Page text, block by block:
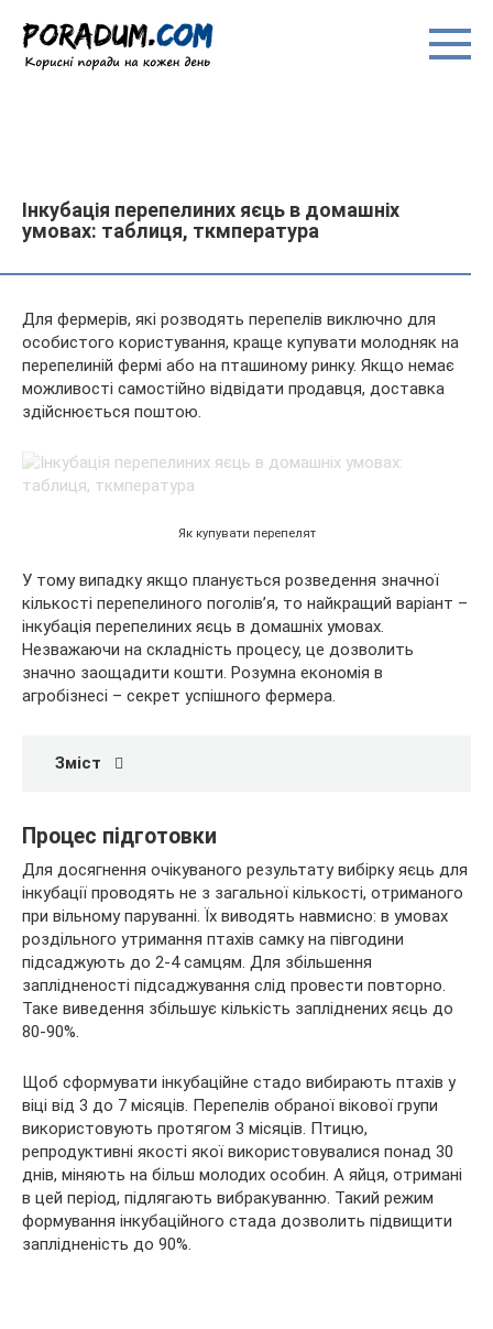
вмісту
Інкубація перепелиних яєць в домашніх
умовах: таблиця, ткмпература
Для фермерів, які розводять перепелів виключно для
особистого користування, краще купувати молодняк на
перепелиній фермі або на пташиному ринку. Якщо немає
можливості самостійно відвідати продавця, доставка
здійснюється поштою.
Як купувати перепелят
У тому випадку якщо планується розведення значної
кількості перепелиного поголів’я, то найкращий варіант –
інкубація перепелиних яєць в домашніх умовах.
Незважаючи на складність процесу, це дозволить
значно заощадити кошти. Розумна економія в
агробізнесі – секрет успішного фермера.
Зміст
Процес підготовки
Для досягнення очікуваного результату вибірку яєць для
інкубації проводять не з загальної кількості, отриманого
при вільному паруванні. Їх виводять навмисно: в умовах
роздільного утримання птахів самку на півгодини
підсаджують до 2-4 самцям. Для збільшення
заплідненості підсаджування слід провести повторно.
Таке виведення збільшує кількість запліднених яєць до
80-90%.
Щоб сформувати інкубаційне стадо вибирають птахів у
віці від 3 до 7 місяців. Перепелів обраної вікової групи
використовують протягом 3 місяців. Птицю,
репродуктивні якості якої використовувалися понад 30
днів, міняють на більш молодих особин. А яйця, отримані
в цей період, підлягають вибракуванню. Такий режим
формування інкубаційного стада дозволить підвищити
заплідненість до 90%.